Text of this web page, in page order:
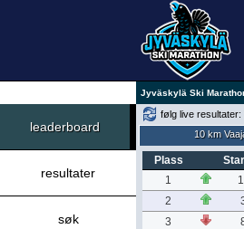
Jyväskylä Ski
leaderboard
resultater
søk
følg live resultater:
10 km
Plass
1
2
3